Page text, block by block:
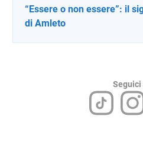
“Essere o non essere”: il
di Amleto
Seguici